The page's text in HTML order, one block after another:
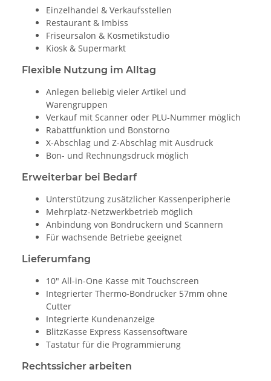
Einzelhandel & Verkaufsstellen
Restaurant & Imbiss
Friseursalon & Kosmetikstudio
Kiosk & Supermarkt
Flexible Nutzung im Alltag
Anlegen beliebig vieler Artikel und
Warengruppen
Verkauf mit Scanner oder PLU-Nummer möglich
Rabattfunktion und Bonstorno
X-Abschlag und Z-Abschlag mit Ausdruck
Bon- und Rechnungsdruck möglich
Erweiterbar bei Bedarf
Unterstützung zusätzlicher Kassenperipherie
Mehrplatz-Netzwerkbetrieb möglich
Anbindung von Bondruckern und Scannern
Für wachsende Betriebe geeignet
Lieferumfang
10" All-in-One Kasse mit Touchscreen
Integrierter Thermo-Bondrucker 57mm ohne
Cutter
Integrierte Kundenanzeige
BlitzKasse Express Kassensoftware
Tastatur für die Programmierung
Rechtssicher arbeiten